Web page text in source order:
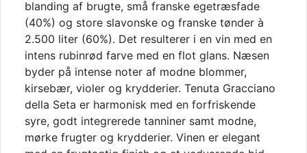
blanding af brugte, små franske egetræsfade
(40%) og store slavonske og franske tønder à
2.500 liter (60%). Det resulterer i en vin med en
intens rubinrød farve med en flot glans. Næsen
byder på intense noter af modne blommer,
kirsebær, violer og krydderier. Tenuta Gracciano
della Seta er harmonisk med en forfriskende
syre, godt integrerede tanniner samt modne,
mørke frugter og krydderier. Vinen er elegant